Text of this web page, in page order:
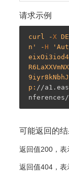
请求示例
curl -X
n' - H
p: //
nferences/
可能返回的
返回值200，表
返回值404，